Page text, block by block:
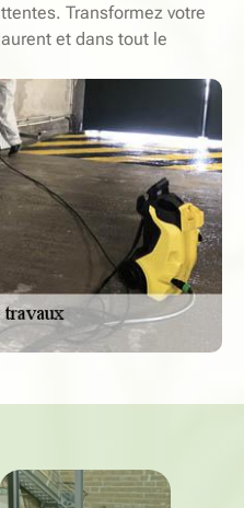
Transformez votre
et dans tout le